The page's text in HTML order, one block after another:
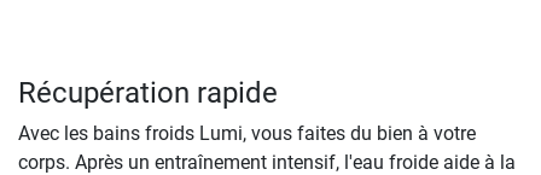
Récupération rapide
Avec les bains froids Lumi, vous faites du bien à votre
corps. Après un entraînement intensif, l'eau froide aide à la